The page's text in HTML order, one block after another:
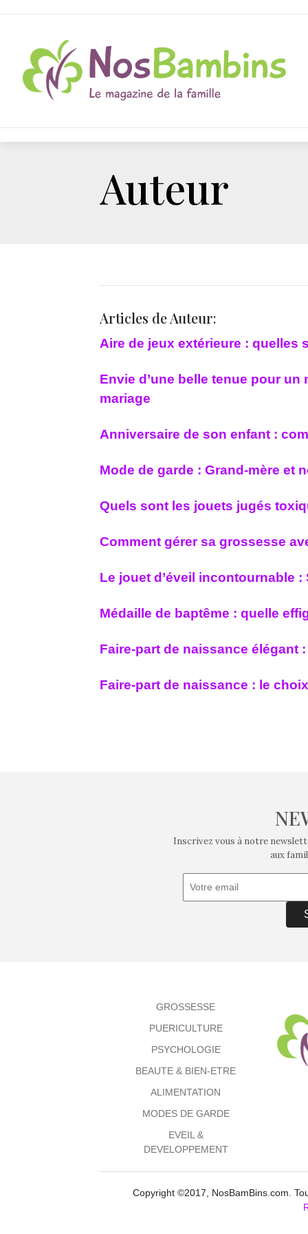
Auteur
Articles de Auteur:
Aire de jeux extérieure : quelles
Envie d’une belle tenue pour
mariage
Anniversaire de son enfant :
Mode de garde : Grand-mère et
Quels sont les jouets jugés
Comment gérer sa grossesse
Le jouet d’éveil incontournable :
Médaille de baptême : quelle
Faire-part de naissance élégant
Faire-part de naissance : le
Inscrivez vous à notre
aux
GROSSESSE
PUERICULTURE
PSYCHOLOGIE
BEAUTE & BIEN-ETRE
ALIMENTATION
MODES DE GARDE
EVEIL &
DEVELOPPEMENT
Copyright ©2017, NosBamBins.com.